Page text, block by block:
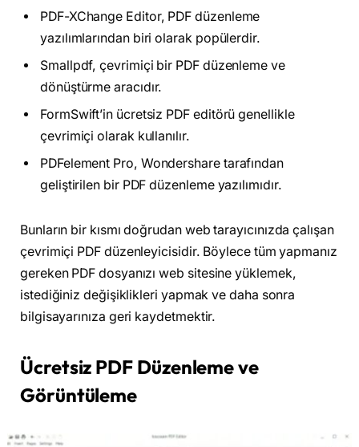
PDF-XChange Editor, PDF düzenleme
yazılımlarından biri olarak popülerdir.
Smallpdf, çevrimiçi bir PDF düzenleme ve
dönüştürme aracıdır.
FormSwift’in ücretsiz PDF editörü genellikle
çevrimiçi olarak kullanılır.
PDFelement Pro, Wondershare tarafından
geliştirilen bir PDF düzenleme yazılımıdır.
Bunların bir kısmı doğrudan web tarayıcınızda çalışan
çevrimiçi PDF düzenleyicisidir. Böylece tüm yapmanız
gereken PDF dosyanızı web sitesine yüklemek,
istediğiniz değişiklikleri yapmak ve daha sonra
bilgisayarınıza geri kaydetmektir.
Ücretsiz PDF Düzenleme ve
Görüntüleme